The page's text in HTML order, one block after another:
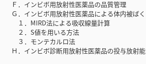
Ｆ．インビボ用放射性医薬品の品質管理
Ｇ．インビボ用放射性医薬品による体内被ばく
１．MIRD法による吸収線量計算
２．S値を用いる方法
３．モンテカルロ法
Ｈ．インビボ診断用放射性医薬品の投与放射能